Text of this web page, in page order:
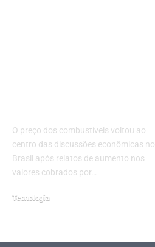
O preço dos combustíveis voltou ao
centro das discussões econômicas no
Brasil após relatos de aumento nos
valores cobrados por…
Tecnologia